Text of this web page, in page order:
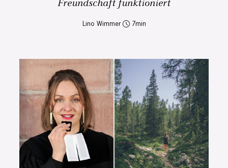
Freundschaft funktioniert
Lino Wimmer 7